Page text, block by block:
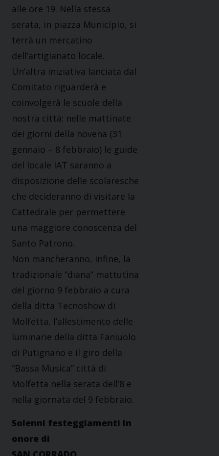
alle ore 19. Nella stessa
serata, in piazza Municipio, si
terrà un mercatino
dell’artigianato locale.
Un’altra iniziativa lanciata dal
Comitato riguarderà e
coinvolgerà le scuole della
nostra città: nelle mattinate
dei giorni della novena (31
gennaio – 8 febbraio) le guide
del locale IAT saranno a
disposizione delle scolaresche
che decideranno di visitare la
Cattedrale per permettere
una maggiore conoscenza del
Santo Patrono.
Non mancheranno, infine, la
tradizionale “diana” mattutina
del giorno 9 febbraio a cura
della ditta Tecnoshow di
Molfetta, l’allestimento delle
luminarie della ditta Faniuolo
di Putignano e il giro della
“Bassa Musica” città di
Molfetta nella serata dell’8 e
nella giornata del 9 febbraio.
Solenni festeggiamenti in
onore di